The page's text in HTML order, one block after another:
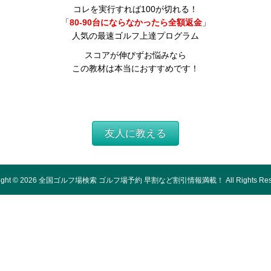
コレを実行すれば100が切れる！
「80-90台にならなかったら全額返金」
人気の最速ゴルフ上達プログラム
スコアが伸びずお悩みなら
この教材は本当におすすめです！
友人に教える
© 2026 全国ゴルフ場検索 ゴルフ場予約 早割など割引情報満載！ All Rights